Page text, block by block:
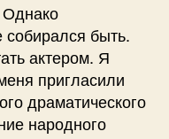
быть.
актером. Я
пригласили
драматического
народного